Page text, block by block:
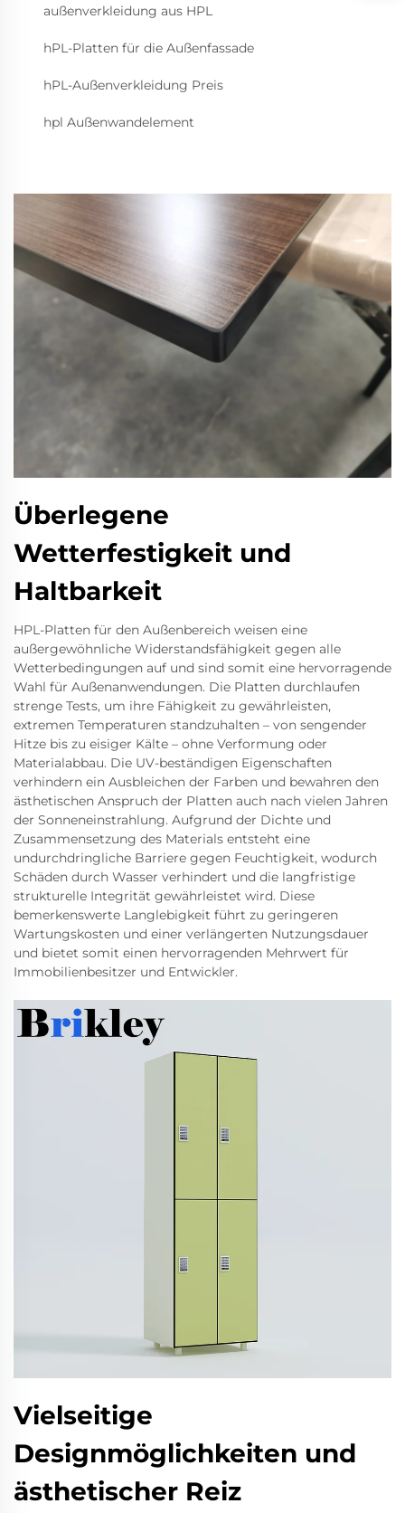
außenverkleidung aus HPL
hPL-Platten für die Außenfassade
hPL-Außenverkleidung Preis
hpl Außenwandelement
Überlegene
Wetterfestigkeit und
Haltbarkeit
HPL-Platten für den Außenbereich weisen eine
außergewöhnliche Widerstandsfähigkeit gegen alle
Wetterbedingungen auf und sind somit eine hervorragende
Wahl für Außenanwendungen. Die Platten durchlaufen
strenge Tests, um ihre Fähigkeit zu gewährleisten,
extremen Temperaturen standzuhalten – von sengender
Hitze bis zu eisiger Kälte – ohne Verformung oder
Materialabbau. Die UV-beständigen Eigenschaften
verhindern ein Ausbleichen der Farben und bewahren den
ästhetischen Anspruch der Platten auch nach vielen Jahren
der Sonneneinstrahlung. Aufgrund der Dichte und
Zusammensetzung des Materials entsteht eine
undurchdringliche Barriere gegen Feuchtigkeit, wodurch
Schäden durch Wasser verhindert und die langfristige
strukturelle Integrität gewährleistet wird. Diese
bemerkenswerte Langlebigkeit führt zu geringeren
Wartungskosten und einer verlängerten Nutzungsdauer
und bietet somit einen hervorragenden Mehrwert für
Immobilienbesitzer und Entwickler.
Vielseitige
Designmöglichkeiten und
ästhetischer Reiz